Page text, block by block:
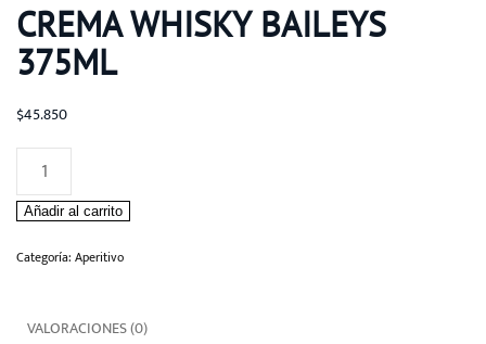
CREMA WHISKY BAILEYS
375ML
$45.850
CREMA
WHISKY
BAILEYS
375ML
Añadir al carrito
Categoría: Aperitivo
VALORACIONES (0)